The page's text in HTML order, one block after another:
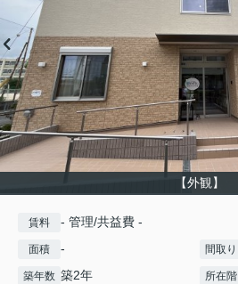
【外観】
賃料 - 管理/共益費 -
面積 - 間取り
築年数 築2年 所在階